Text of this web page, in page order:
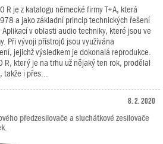
R je z katalogu německé firmy T+A, která
a jako základní princip technických řešení
v oblasti audio techniky, které jsou ve
Při vývoji přístrojů jsou využívána
jejichž výsledkem je dokonalá reprodukce.
R, který je na trhu už nějaký ten rok, prodělal
i přes...
8. 2. 2020
předzesilovače a sluchátkové zesilovače